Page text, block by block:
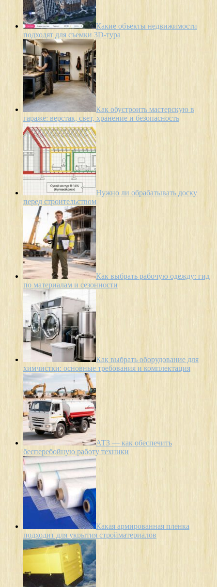
Какие объекты недвижимости
подходят для съемки 3D-тура
Как обустроить мастерскую в
гараже: верстак, свет, хранение и безопасность
Нужно ли обрабатывать доску
перед строительством
Как выбрать рабочую одежду: гид
по материалам и сезонности
Как выбрать оборудование для
химчистки: основные требования и комплектация
АТЗ — как обеспечить
бесперебойную работу техники
Какая армированная пленка
подходит для укрытия стройматериалов